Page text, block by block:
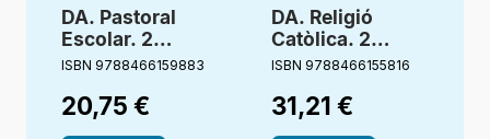
DA. Pastoral
Escolar. 2
Primària.
Bonagent
ISBN 9788466159883
20,75 €
DA. Religió
Catòlica. 2
primària.
alegres.
Creixent junts
ISBN 9788466155816
31,21 €